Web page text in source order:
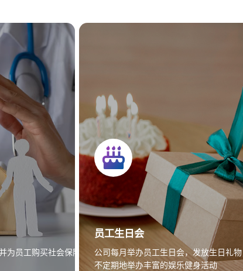
为员工购买社会保险(含医疗、
员工生日会
公司每月举办员工生日会，发放生日礼物
不定期地举办丰富的娱乐健身活动